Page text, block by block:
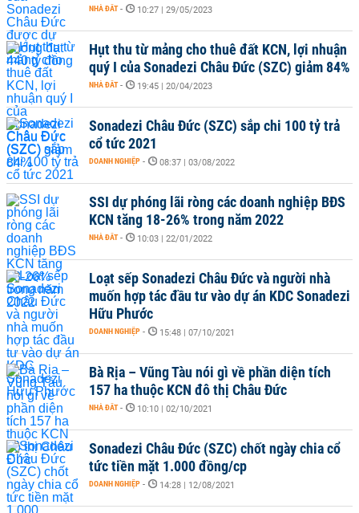
NHÀ ĐẤT - 10:27 | 29/05/2023
Hụt thu từ mảng cho thuê đất KCN, lợi nhuận
quý I của Sonadezi Châu Đức (SZC) giảm 84%
NHÀ ĐẤT - 19:45 | 20/04/2023
Sonadezi Châu Đức (SZC) sắp chi 100 tỷ trả
cổ tức 2021
DOANH NGHIỆP - 08:37 | 03/08/2022
SSI dự phóng lãi ròng các doanh nghiệp BĐS
KCN tăng 18-26% trong năm 2022
NHÀ ĐẤT - 10:03 | 22/01/2022
Loạt sếp Sonadezi Châu Đức và người nhà
muốn hợp tác đầu tư vào dự án KDC Sonadezi
Hữu Phước
DOANH NGHIỆP - 15:48 | 07/10/2021
Bà Rịa – Vũng Tàu nói gì về phần diện tích
157 ha thuộc KCN đô thị Châu Đức
NHÀ ĐẤT - 10:10 | 02/10/2021
Sonadezi Châu Đức (SZC) chốt ngày chia cổ
tức tiền mặt 1.000 đồng/cp
DOANH NGHIỆP - 14:28 | 12/08/2021